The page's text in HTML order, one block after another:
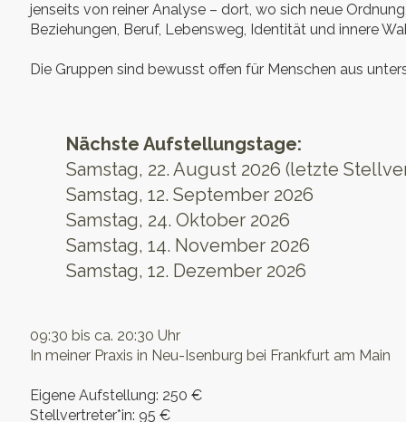
jenseits von reiner Analyse – dort, wo sich neue
Beziehungen, Beruf, Lebensweg, Identität und innere
Die Gruppen sind bewusst offen für Menschen aus
Nächste Aufstellungstage:
Samstag, 22. August 2026 (letzte
Samstag, 12. September 2026
Samstag, 24. Oktober 2026
Samstag, 14. November 2026
Samstag, 12. Dezember 2026
09:30 bis ca. 20:30 Uhr
In meiner Praxis in Neu-Isenburg bei Frankfurt am Main
Eigene Aufstellung: 250 €
Stellvertreter*in: 95 €